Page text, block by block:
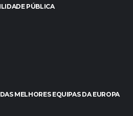
PÚBLICA
MELHORES EQUIPAS DA EUROPA